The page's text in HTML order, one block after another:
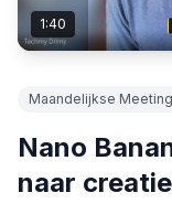
1:40
Maandelijkse
Nano
naar